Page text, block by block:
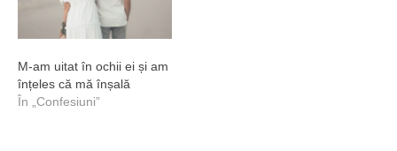
M-am uitat în ochii ei și am
înțeles că mă înșală
În „Confesiuni”